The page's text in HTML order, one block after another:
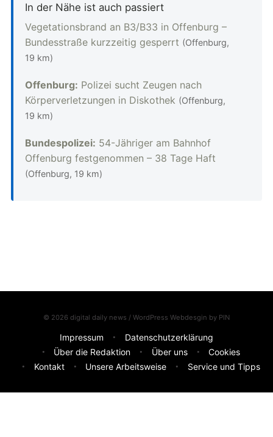
In der Nähe ist auch passiert
Vegetationsbrand an B3/B33 in Offenburg –
Bundesstraße kurzzeitig gesperrt (Offenburg,
19 km)
Offenburg: Polizei sucht Zeugen nach
Körperverletzungen in Diskothek (Offenburg,
19 km)
Bundespolizei: 54-Jähriger am Bahnhof
Offenburg festgenommen – 38 Tage Haft
(Offenburg, 19 km)
© 2026 digital daily news / WordPress Webdesgin by PIN
Impressum
Datenschutzerklärung
Über die Redaktion
Über uns
Cookies
Kontakt
Unsere Arbeitsweise Service und Tipps